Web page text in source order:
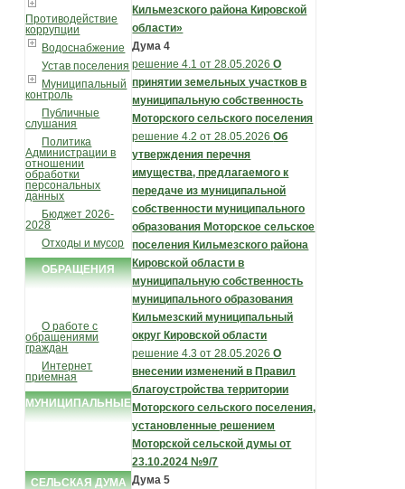
Противодействие
коррупции
Водоснабжение
Устав поселения
Муниципальный
контроль
Публичные
слушания
Политика
Администрации в
отношении
обработки
персональных
данных
Бюджет 2026-
2028
Отходы и мусор
ОБРАЩЕНИЯ
О работе с
обращениями
граждан
Интернет
приемная
МУНИЦИПАЛЬНЫЕ
СЕЛЬСКАЯ ДУМА
Кильмезского района Кировской
области»
Дума 4
решение 4.1 от 28.05.2026О
принятии земельных участков в
муниципальную собственность
Моторского сельского поселения
решение 4.2 от 28.05.2026Об
утверждения перечня
имущества, предлагаемого к
передаче из муниципальной
собственности муниципального
образования Моторское сельское
поселения Кильмезского района
Кировской области в
муниципальную собственность
муниципального образования
Кильмезский муниципальный
округ Кировской области
решение 4.3 от 28.05.2026О
внесении изменений в Правил
благоустройстватерритории
Моторского сельского поселения,
установленные решением
Моторской сельской думы от
23.10.2024 №9/7
Дума 5